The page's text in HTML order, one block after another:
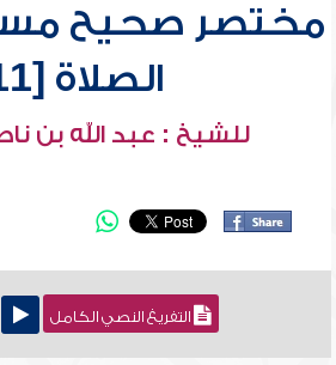
مختصر صحيح
الصلاة [11]
للشيخ : عبد الله بن
التفريغ النصي الكامل